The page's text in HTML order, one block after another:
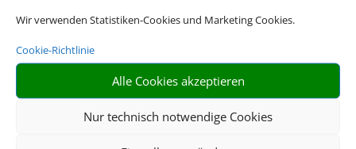
Wir verwenden Statistiken-Cookies und Marketing Cookies.
Cookie-Richtlinie
Alle Cookies akzeptieren
Nur technisch notwendige Cookies